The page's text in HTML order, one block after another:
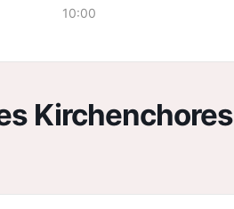
10:00
Kirchenchores